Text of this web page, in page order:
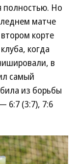
полностью. Но
матче
корте
когда
в
самый
из борьбы
6:7 (3:7), 7:6